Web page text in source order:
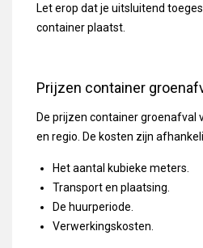
Let erop dat je uitsluitend
container plaatst.
Prijzen container
De prijzen container groenafval
en regio. De kosten zijn
Het aantal kubieke meters.
Transport en plaatsing.
De huurperiode.
Verwerkingskosten.